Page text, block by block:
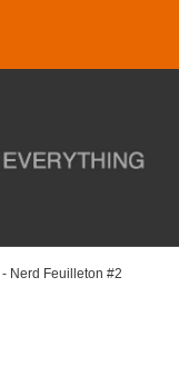
Nerd Feuilleton #2